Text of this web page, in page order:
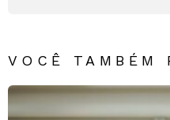
VOCÊ TAMBÉM